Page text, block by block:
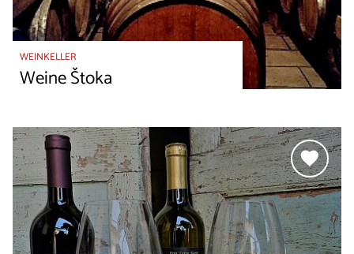
WEINKELLER
Weine Štoka